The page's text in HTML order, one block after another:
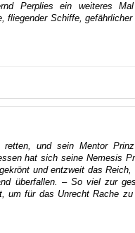
Perplies ein weiteres
fliegender Schiffe, gefährlicher
und sein Mentor
hat sich seine Nemesis
und entzweit das Reich,
überfallen. – So viel zur
um für das Unrecht Rache zu